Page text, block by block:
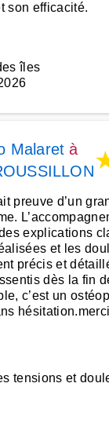
son efficacité.
îles
Malaret à
preuve d’un
explications
et les
précis et
dès la fin
c’est un
hésitation.merci
tensions et